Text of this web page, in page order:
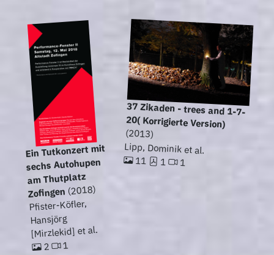
Ein Tutkonzert mit
sechs Autohupen
am Thutplatz
Zofingen (2018)
Pfister-Köfler,
Hansjörg
[Mirzlekid] et al.
2 1
37 Zikaden - trees and 1-7-
20( Korrigierte Version)
(2013)
Lipp, Dominik et al.
11 1 1